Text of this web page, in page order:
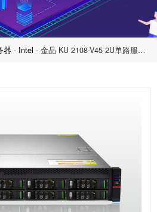
器 - Intel - 金品 KU 2108-V45 2U单路服务